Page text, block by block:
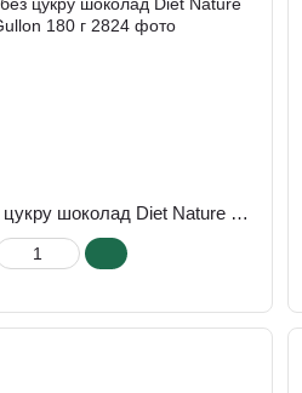
Вафлі без цукру шоколад Diet Nature Gullon 180 г